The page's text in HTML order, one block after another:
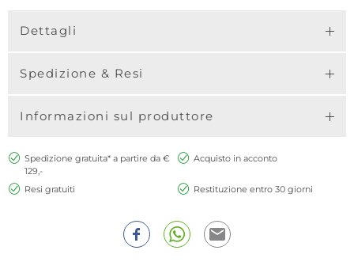
Dettagli
Spedizione & Resi
Informazioni sul produttore
Spedizione gratuita* a partire da €
129,-
Acquisto in acconto
Resi gratuiti Restituzione entro 30 giorni